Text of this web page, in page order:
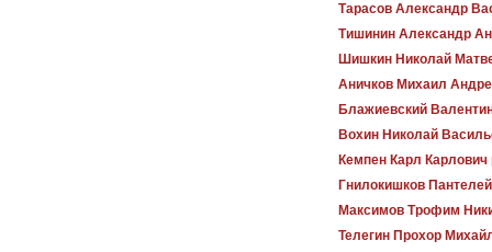
Тарасов Александр
Тишинин Александр
Шишкин Николай
Аничков Михаил
Блажиевский
Вохин Николай
Кемпен Карл Карлович
Гнилокишков
Максимов Трофим
Телегин Прохор